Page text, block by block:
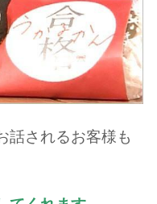
話されるお客様も